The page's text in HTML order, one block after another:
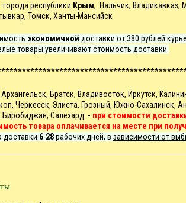
города республики Крым, Нальчик, Владикавказ,
Томск, Ханты-Мансийск
экономичной доставки от 380 рублей
товары увеличивают стоимость доставки.
Архангельск, Братск, Владивосток, Иркутск,
Черкесск, Элиста, Грозный, Южно-Сахалинск,
Биробиджан, Салехард - при стоимости
товара оплачивается на месте при
доставки 6-28рабочих дней, в зависимости от